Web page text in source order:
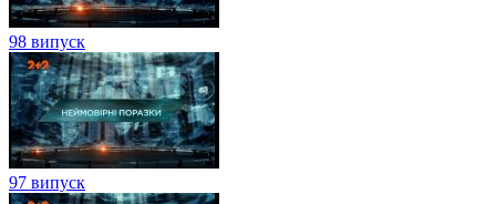
98 випуск
97 випуск